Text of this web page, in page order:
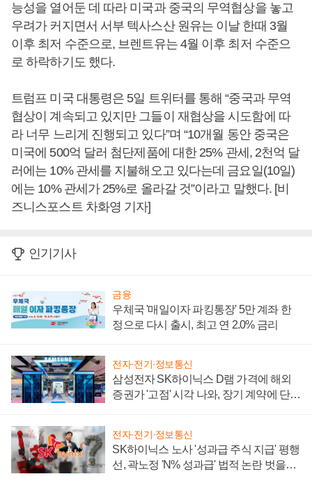
능성을 열어둔 데 따라 미국과 중국의 무역협상을 놓고
우려가 커지면서 서부 텍사스산 원유는 이날 한때 3월
이후 최저 수준으로, 브렌트유는 4월 이후 최저 수준으
로 하락하기도 했다.
트럼프 미국 대통령은 5일 트위터를 통해 “중국과 무역
협상이 계속되고 있지만 그들이 재협상을 시도함에 따
라 너무 느리게 진행되고 있다”며 “10개월 동안 중국은
미국에 500억 달러 첨단제품에 대한 25% 관세, 2천억 달
러에는 10% 관세를 지불해오고 있다는데 금요일(10일)
에는 10% 관세가 25%로 올라갈 것”이라고 말했다. [비
즈니스포스트 차화영 기자]
인기기사
금융
우체국 '매일이자 파킹통장' 5만 계좌 한
정으로 다시 출시, 최고 연 2.0% 금리
전자·전기·정보통신
삼성전자 SK하이닉스 D램 가격에 해외
증권가 '고점' 시각 나와, 장기 계약에 단점
전자·전기·정보통신
SK하이닉스 노사 '성과급 주식 지급' 평행
선, 곽노정 'N% 성과급' 법적 논란 벗을지